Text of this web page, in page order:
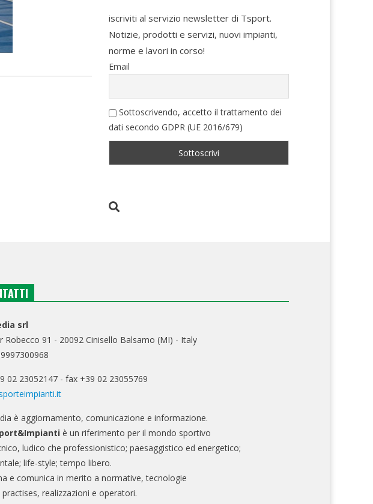
iscriviti al servizio newsletter di Tsport.
Notizie, prodotti e servizi, nuovi impianti,
norme e lavori in corso!
Email
Sottoscrivendo, accetto il trattamento dei
dati secondo GDPR (UE 2016/679)
srl
Robecco 91 - 20092 Cinisello Balsamo (MI) - Italy
02 23052147 - fax +39 02 23055769
è aggiornamento, comunicazione e informazione.
è un riferimento per il mondo sportivo
ludico che professionistico; paesaggistico ed energetico;
life-style; tempo libero.
e comunica in merito a normative, tecnologie
realizzazioni e operatori.